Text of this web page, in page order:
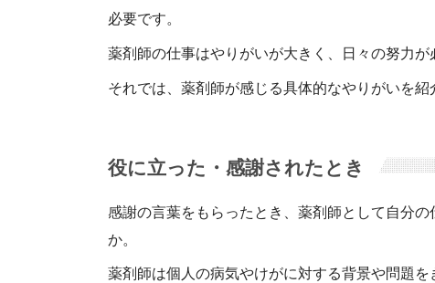
必要です。
薬剤師の仕事はやりがいが大きく、日々の努力が
それでは、薬剤師が感じる具体的なやりがいを紹
役に立った・感謝されたとき
感謝の言葉をもらったとき、薬剤師として自分
か。
薬剤師は個人の病気やけがに対する背景や問題